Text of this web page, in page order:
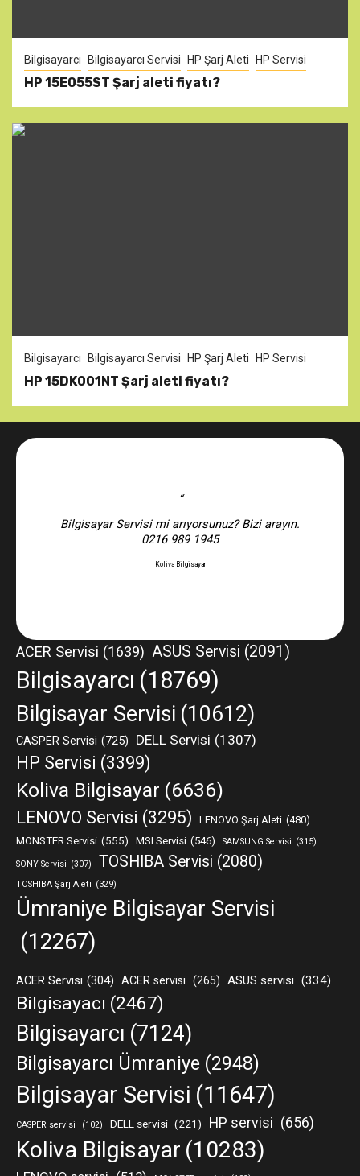
Bilgisayarcı Bilgisayarcı Servisi HP Şarj Aleti HP Servisi
HP 15E055ST Şarj aleti fiyatı?
Bilgisayarcı Bilgisayarcı Servisi HP Şarj Aleti HP Servisi
HP 15DK001NT Şarj aleti fiyatı?
Bilgisayar Servisi mi arıyorsunuz? Bizi arayın.
0216 989 1945
Koliva Bilgisayar
ACER Servisi (1639) ASUS Servisi (2091)
Bilgisayarcı (18769)
Bilgisayar Servisi (10612)
CASPER Servisi (725) DELL Servisi (1307)
HP Servisi (3399)
Koliva Bilgisayar (6636)
LENOVO Servisi (3295) LENOVO Şarj Aleti (480)
MONSTER Servisi (555) MSI Servisi (546) SAMSUNG Servisi (315)
SONY Servisi (307) TOSHIBA Servisi (2080)
TOSHIBA Şarj Aleti (329)
Ümraniye Bilgisayar Servisi
(12267)
ACER Servisi (304) ACER servisi (265) ASUS servisi (334)
Bilgisayacı (2467)
Bilgisayarcı (7124)
Bilgisayarcı Ümraniye (2948)
Bilgisayar Servisi (11647)
CASPER servisi (102) DELL servisi (221) HP servisi (656)
Koliva Bilgisayar (10283)